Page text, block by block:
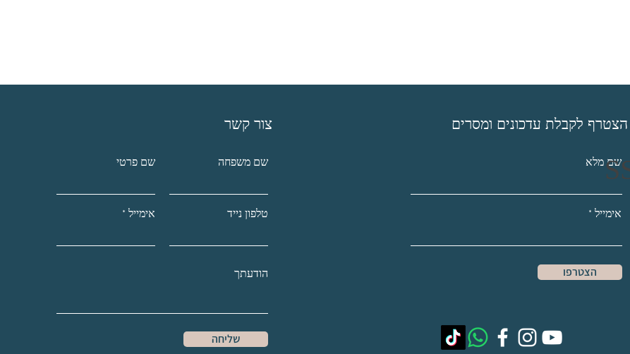
צור קשר
שם פרטי שם משפחה
אימייל טלפון נייד
שליחה
הצטרף לקבלת עדכונים ומסרים
שם מלא
אימייל
הצטרפו